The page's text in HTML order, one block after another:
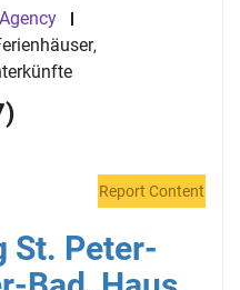
,
Report Content
St. Peter-